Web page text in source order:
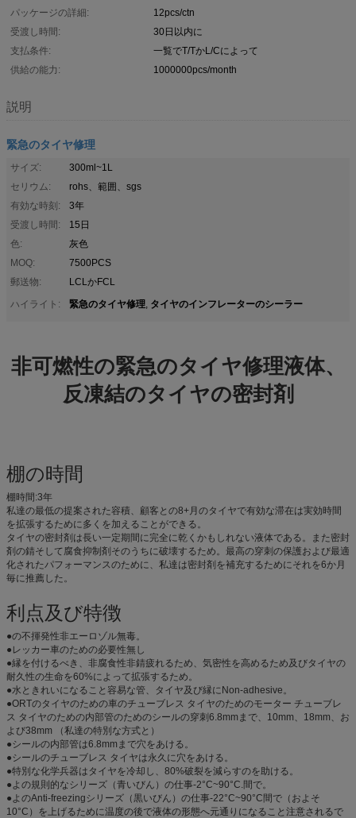
パッケージの詳細:
12pcs/ctn
受渡し時間:
30日以内に
支払条件:
一覧でT/TかL/Cによって
供給の能力:
1000000pcs/month
説明
緊急のタイヤ修理
サイズ:
300ml~1L
セリウム:
rohs、範囲、sgs
有効な時刻:
3年
受渡し時間:
15日
色:
灰色
MOQ:
7500PCS
郵送物:
LCLかFCL
ハイライト:
緊急のタイヤ修理, タイヤのインフレーターのシーラー
非可燃性の緊急のタイヤ修理液体、
反凍結のタイヤの密封剤
棚の時間
棚時間:3年
私達の最低の提案された容積、顧客との8+月のタイヤで有効な滞在は実効時間
を拡張するために多くを加えることができる。
タイヤの密封剤は長い一定期間に完全に乾くかもしれない液体である。また密封
剤の錆そして腐食抑制剤そのうちに破壊するため。最高の穿刺の保護および最適
化されたパフォーマンスのために、私達は密封剤を補充するためにそれを6か月
毎に推薦した。
利点及び特徴
●の不揮発性非エーロゾル無毒。
●レッカー車のための必要性無し
●縁を付けるべき、非腐食性非錆疲れるため、気密性を高めるため及びタイヤの
耐久性の生命を60%によって拡張するため。
●水ときれいになること容易な管、タイヤ及び縁にNon-adhesive。
●ORTのタイヤのための車のチューブレス タイヤのためのモーター チューブレ
ス タイヤのための内部管のためのシールの穿刺6.8mmまで、10mm、18mm、お
よび38mm （私達の特別な方式と）
●シールの内部管は6.8mmまで穴をあける。
●シールのチューブレス タイヤは永久に穴をあける。
●特別な化学兵器はタイヤを冷却し、80%破裂を減らすのを助ける。
●よの規則的なシリーズ（青いびん）の仕事-2°C~90°C.間で。
●よのAnti-freezingシリーズ（黒いびん）の仕事-22°C~90°C間で（およそ
10°C）を上げるために温度の後で液体の形態へ元通りになること注意されるで